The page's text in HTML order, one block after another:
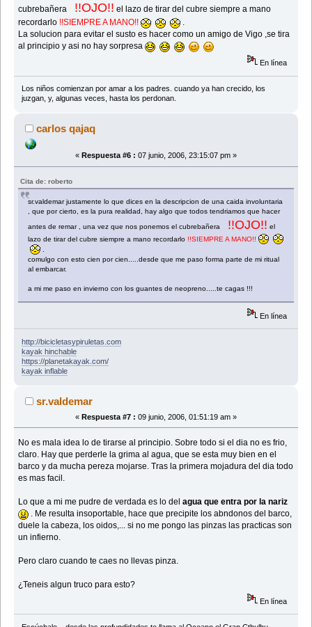
cubrebañera !!OJO!! el lazo de tirar del cubre siempre a mano
recordarlo !!SIEMPRE A MANO!!
.
La solucion para evitar el susto es hacer como un amigo de Vigo ,se tira
al principio y asi no hay sorpresa
En línea
Los niños comienzan por amar a los padres. cuando ya han crecido, los
juzgan, y, algunas veces, hasta los perdonan.
carlos qajaq
« Respuesta #6 : 07 junio, 2006, 23:15:07 pm »
Cita de: roberto
sr.valdemar justamente lo que dices en la descripcion de una caida involuntaria
, que por cierto, es la pura realidad, hay algo que todos tendriamos que hacer
antes de remar , una vez que nos ponemos el cubrebañera
!!OJO!! el
lazo de tirar del cubre siempre a mano recordarlo !!SIEMPRE A MANO!!
.
comulgo con esto cien por cien.....desde que me paso forma parte de mi ritual
al embarcar.
a mi me paso en invierno con los guantes de neopreno.....te cagas !!!
En línea
http://bicicletasypiruletas.com
kayak hinchable
https://planetakayak.com/
kayak inflable
sr.valdemar
« Respuesta #7 : 09 junio, 2006, 01:51:19 am »
No es mala idea lo de tirarse al principio. Sobre todo si el dia no es frio,
claro. Hay que perderle la grima al agua, que se esta muy bien en el
barco y da mucha pereza mojarse. Tras la primera mojadura del dia todo
es mas facil.
Lo que a mi me pudre de verdada es lo delagua que entra por la nariz
. Me resulta insoportable, hace que precipite los abndonos del barco,
duele la cabeza, los oidos,... si no me pongo las pinzas las practicas son
un infierno.
Pero claro cuando te caes no llevas pinza.
¿Teneis algun truco para esto?
En línea